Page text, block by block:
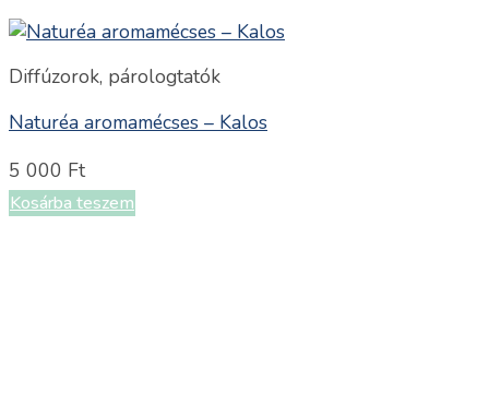
Diffúzorok, párologtatók
Naturéa aromamécses – Kalos
5 000 Ft
Kosárba teszem